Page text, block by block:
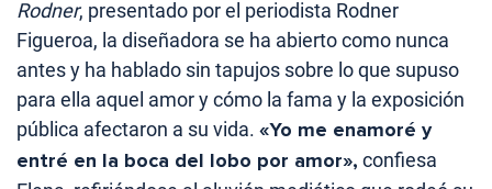
Rodner, presentado por el periodista Rodner
Figueroa, la diseñadora se ha abierto como nunca
antes y ha hablado sin tapujos sobre lo que supuso
para ella aquel amor y cómo la fama y la exposición
pública afectaron a su vida. «Yo me enamoré y
entré en la boca del lobo por amor», confiesa